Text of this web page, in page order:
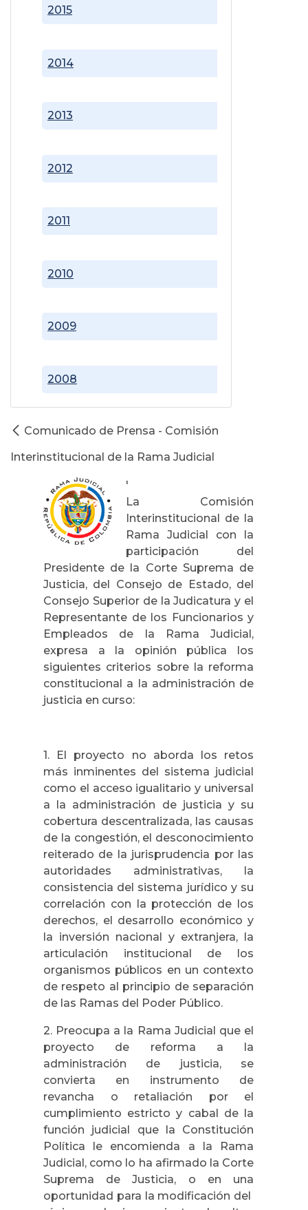
2008
2009
2010
2011
2012
2013
2014
2015
Comunicado de Prensa - Comisión
Interinstitucional de la Rama Judicial
'
La Comisión
Interinstitucional de la
Rama Judicial con la
participación del
Presidente de la Corte Suprema de
Justicia, del Consejo de Estado, del
Consejo Superior de la Judicatura y el
Representante de los Funcionarios y
Empleados de la Rama Judicial,
expresa a la opinión pública los
siguientes criterios sobre la reforma
constitucional a la administración de
justicia en curso:
1. El proyecto no aborda los retos
más inminentes del sistema judicial
como el acceso igualitario y universal
a la administración de justicia y su
cobertura descentralizada, las causas
de la congestión, el desconocimiento
reiterado de la jurisprudencia por las
autoridades administrativas, la
consistencia del sistema jurídico y su
correlación con la protección de los
derechos, el desarrollo económico y
la inversión nacional y extranjera, la
articulación institucional de los
organismos públicos en un contexto
de respeto al principio de separación
de las Ramas del Poder Público.
2. Preocupa a la Rama Judicial que el
proyecto de reforma a la
administración de justicia, se
convierta en instrumento de
revancha o retaliación por el
cumplimiento estricto y cabal de la
función judicial que la Constitución
Política le encomienda a la Rama
Judicial, como lo ha afirmado la Corte
Suprema de Justicia, o en una
oportunidad para la modificación del